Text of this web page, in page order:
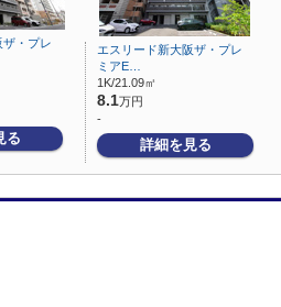
ザ・プレ
る
エスリード新大阪ザ・プレ
ミアE…
1K/21.09㎡
8.1万円
-
詳細を見る